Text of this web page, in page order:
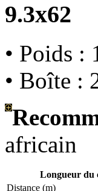
9.3x62
• Poids :
• Boîte :
africain
Longueur du
Distance (m)